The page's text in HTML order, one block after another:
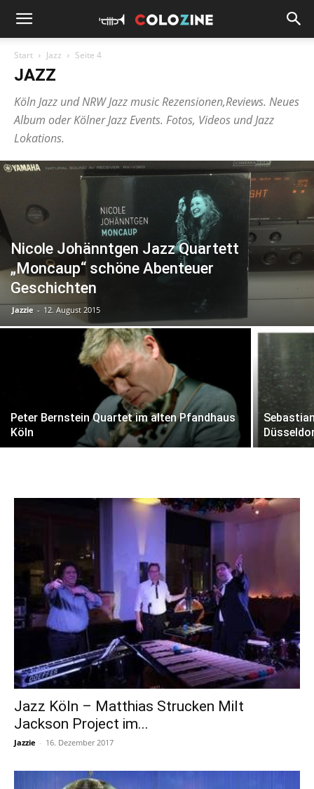
Start Jazz Seite 4
JAZZ
Köln Jazz und NRW Jazz music Rezensionen,Reviews. Neues
Album oder Kölner Jazz Events. Fotos, Videos und Jazz
Lokations.
Nicole Johänntgen Jazz Quartett
„Moncaup“ schöne Abenteuer
Geschichten
Jazzie - 12. August 2015
Peter Bernstein Quartet im alten Pfandhaus
Köln
Jazz Köln – Matthias Strucken Milt
Jackson Project im...
Jazzie - 16. Dezember 2017